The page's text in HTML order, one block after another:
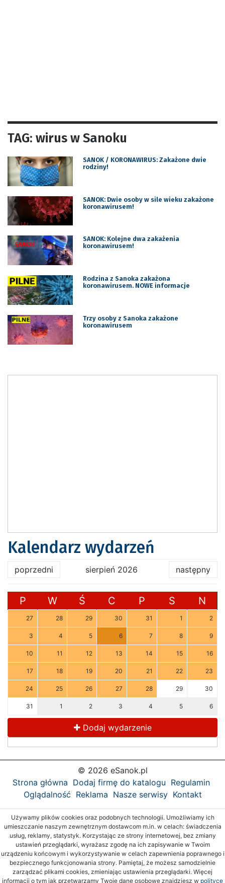
TAG: wirus w Sanoku
SANOK / KORONAWIRUS: Zakażone dwie
rodziny!
SANOK: Dwie osoby w sile wieku zakażone
koronawirusem!
SANOK: Kolejne dwa zakażenia
koronawirusem!
Rodzina z Sanoka zakażona
koronawirusem. NOWE informacje
Trzy osoby z Sanoka zakażone
koronawirusem
Kalendarz wydarzeń
poprzedni sierpień 2026 następny
P W Ś C P S N
27 28 29 30 31 1 2
3 4 5 6 7 8 9
10 11 12 13 14 15 16
17 18 19 20 21 22 23
24 25 26 27 28 29 30
31 1 2 3 4 5 6
Dodaj wydarzenie
© 2026 eSanok.pl
Strona główna Dodaj firmę do katalogu Regulamin
Oglądalność Reklama Nasze serwisy Kontakt
Używamy plików cookies oraz podobnych technologii. Umożliwiamy ich
umieszczanie naszym zewnętrznym dostawcom m.in. w celach: świadczenia
usług, reklamy, statystyk. Korzystając ze strony internetowej, bez zmiany
ustawień przeglądarki, wyrażasz zgodę na ich zapisywanie w Twoim
urządzeniu końcowym i wykorzystywanie w celach zapewnienia poprawnego i
bezpiecznego funkcjonowania strony. Pamiętaj, że możesz samodzielnie
zarządzać plikami cookies, zmieniając ustawienia przeglądarki. Więcej
informacji o tym jak przetwarzamy Twoje dane osobowe znajdziesz w polityce